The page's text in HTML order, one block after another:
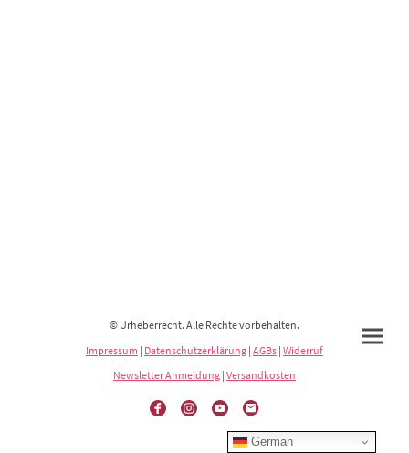
© Urheberrecht. Alle Rechte vorbehalten.
Impressum | Datenschutzerklärung | AGBs | Widerruf
Newsletter Anmeldung | Versandkosten
German